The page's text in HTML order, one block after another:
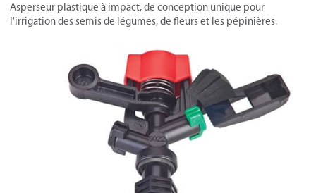
Asperseur plastique à impact, de conception unique pour
l'irrigation des semis de légumes, de fleurs et les pépinières.